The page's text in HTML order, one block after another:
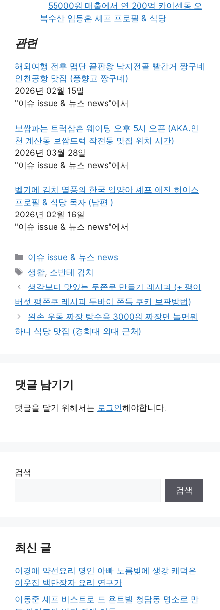
55000원 매출에서 연 200억 카이센동 오
복수산 임동훈 셰프 프로필 & 식당
관련
해외여행 전후 맵단 끝판왕 낙지전골 빨간거 짱구네
인천공항 맛집 (풍향고 짱구네)
2026년 02월 15일
"이슈 issue & 뉴스 news"에서
보쌈파는 트럭삼촌 웨이팅 오후 5시 오픈 (AKA.인
천 계산동 보쌈트럭 작전동 맛집 위치 시간)
2026년 03월 28일
"이슈 issue & 뉴스 news"에서
벨기에 김치 열풍의 한국 입양아 셰프 애진 허이스
프로필 & 식당 목자 (남편 )
2026년 02월 16일
"이슈 issue & 뉴스 news"에서
카
테
리
이슈 issue & 뉴스 news
태
그
생활, 소반테 김치
생각보다 맛있는 두쫀쿠 만들기 레시피 (+ 팽이
버섯 팽쫀쿠 레시피 두바이 쫀득 쿠키 보관방법)
왼손 우동 짜장 탕수육 3000원 짜장면 놀면뭐
하니 식당 맛집 (경희대 외대 근처)
댓글 남기기
댓글을 달기 위해서는 로그인해야합니다.
검색
검색
최신 글
이경애 약선요리 명인 아빠 노름빚에 생강 캐먹은
이웃집 백만장자 요리 연구가
이동준 셰프 비스트로 드 욘트빌 청담동 명소로 만